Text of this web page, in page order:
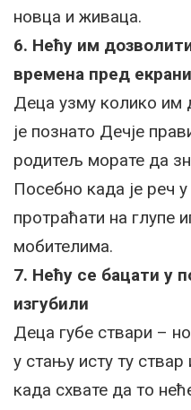
новца и живаца.
6. Нећу им
времена пред
Деца узму колико им
је познато Дечје
родитељ морате да
Посебно када је реч
протраћати на глупе
мобителима.
7. Нећу се бацати у
изгубили
Деца губе ствари –
у стању исту ту
када схвате да то